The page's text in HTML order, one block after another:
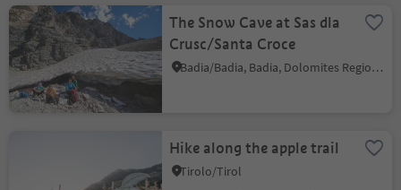
The Snow Cave at Sas dla
Crusc/Santa Croce
Badia/Badia, Badia, Dolomites Region Alta Badia
Hike along the apple trail
Tirolo/Tirol